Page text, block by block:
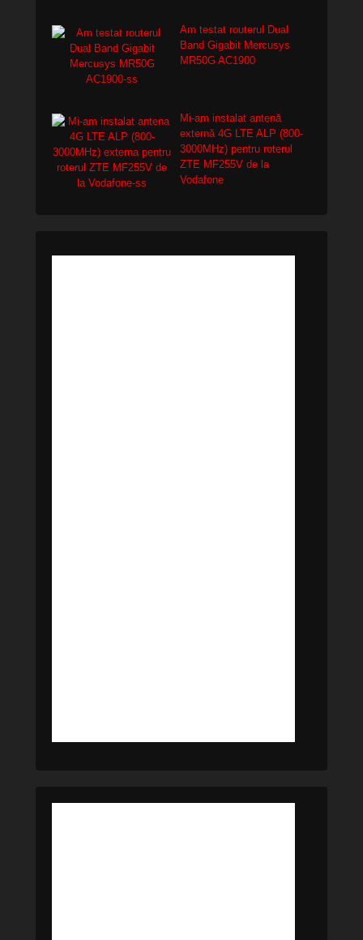
Am testat routerul Dual
Band Gigabit Mercusys
MR50G AC1900
Mi-am instalat antenă
externă 4G LTE ALP (800-
3000MHz) pentru roterul
ZTE MF255V de la
Vodafone